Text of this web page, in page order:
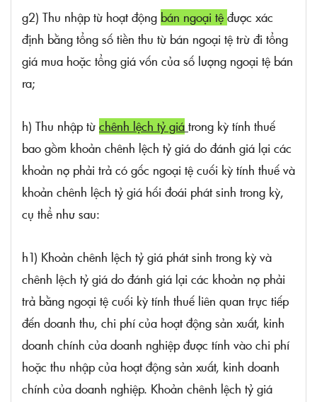
g2) Thu nhập từ hoạt động bán ngoại tệ được xác
định bằng tổng số tiền thu từ bán ngoại tệ trừ đi tổng
giá mua hoặc tổng giá vốn của số lượng ngoại tệ bán
ra;
h) Thu nhập từ chênh lệch tỷ giá trong kỳ tính thuế
bao gồm khoản chênh lệch tỷ giá do đánh giá lại các
khoản nợ phải trả có gốc ngoại tệ cuối kỳ tính thuế và
khoản chênh lệch tỷ giá hối đoái phát sinh trong kỳ,
cụ thể như sau:
h1) Khoản chênh lệch tỷ giá phát sinh trong kỳ và
chênh lệch tỷ giá do đánh giá lại các khoản nợ phải
trả bằng ngoại tệ cuối kỳ tính thuế liên quan trực tiếp
đến doanh thu, chi phí của hoạt động sản xuất, kinh
doanh chính của doanh nghiệp được tính vào chi phí
hoặc thu nhập của hoạt động sản xuất, kinh doanh
chính của doanh nghiệp. Khoản chênh lệch tỷ giá